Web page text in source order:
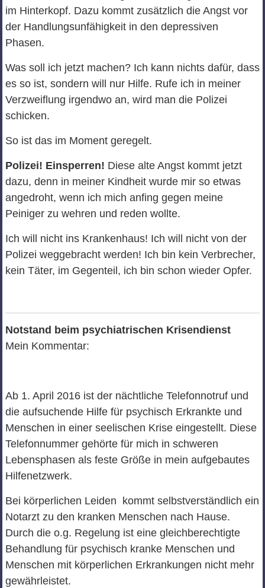
im Hinterkopf. Dazu kommt zusätzlich die Angst vor
der Handlungsunfähigkeit in den depressiven
Phasen.
Was soll ich jetzt machen? Ich kann nichts dafür, dass
es so ist, sondern will nur Hilfe. Rufe ich in meiner
Verzweiflung irgendwo an, wird man die Polizei
schicken.
So ist das im Moment geregelt.
Polizei! Einsperren! Diese alte Angst kommt jetzt
dazu, denn in meiner Kindheit wurde mir so etwas
angedroht, wenn ich mich anfing gegen meine
Peiniger zu wehren und reden wollte.
Ich will nicht ins Krankenhaus! Ich will nicht von der
Polizei weggebracht werden! Ich bin kein Verbrecher,
kein Täter, im Gegenteil, ich bin schon wieder Opfer.
Notstand beim psychiatrischen Krisendienst
Mein Kommentar:
Ab 1. April 2016 ist der nächtliche Telefonnotruf und
die aufsuchende Hilfe für psychisch Erkrankte und
Menschen in einer seelischen Krise eingestellt. Diese
Telefonnummer gehörte für mich in schweren
Lebensphasen als feste Größe in mein aufgebautes
Hilfenetzwerk.
Bei körperlichen Leiden kommt selbstverständlich ein
Notarzt zu den kranken Menschen nach Hause.
Durch die o.g. Regelung ist eine gleichberechtigte
Behandlung für psychisch kranke Menschen und
Menschen mit körperlichen Erkrankungen nicht mehr
gewährleistet.